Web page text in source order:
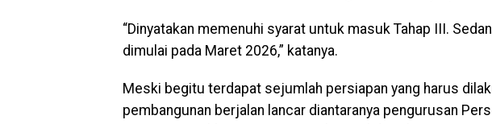
“Dinyatakan memenuhi syarat untuk masuk Tahap III.
dimulai pada Maret 2026,” katanya.
Meski begitu terdapat sejumlah persiapan yang harus
pembangunan berjalan lancar diantaranya pengurusan